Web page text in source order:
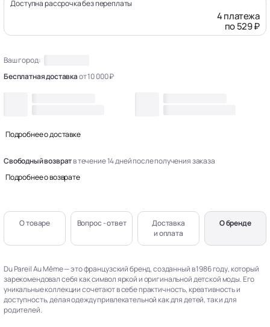
Доступна рассрочка без переплаты
4 платежа
по 529 ₽
Ваш город:
Бесплатная доставкаот 10 000 ₽
Подробнее о доставке
Свободный возвратв течение 14 дней после получения заказа
Подробнее о возврате
О товаре Вопрос - ответ
Доставка
и оплата
О бренде
Du Pareil Au Même — это французский бренд, созданный в 1986 году, который
зарекомендовал себя как символ яркой и оригинальной детской моды. Его
уникальные коллекции сочетают в себе практичность, креативность и
доступность, делая одежду привлекательной как для детей, так и для
родителей.